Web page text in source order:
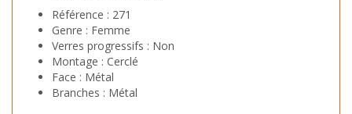
Référence : 271
Genre : Femme
Verres progressifs : Non
Montage : Cerclé
Face : Métal
Branches : Métal